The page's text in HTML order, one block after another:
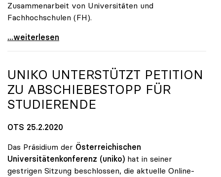
Zusammenarbeit von Universitäten und
Fachhochschulen (FH).
Seidler sieht kooperatives Doktorat als
...weiterlesen
UNIKO UNTERSTÜTZT PETITION
ZU ABSCHIEBESTOPP FÜR
STUDIERENDE
OTS 25.2.2020
Das Präsidium der Österreichischen
Universitätenkonferenz (uniko) hat in seiner
gestrigen Sitzung beschlossen, die aktuelle Online-